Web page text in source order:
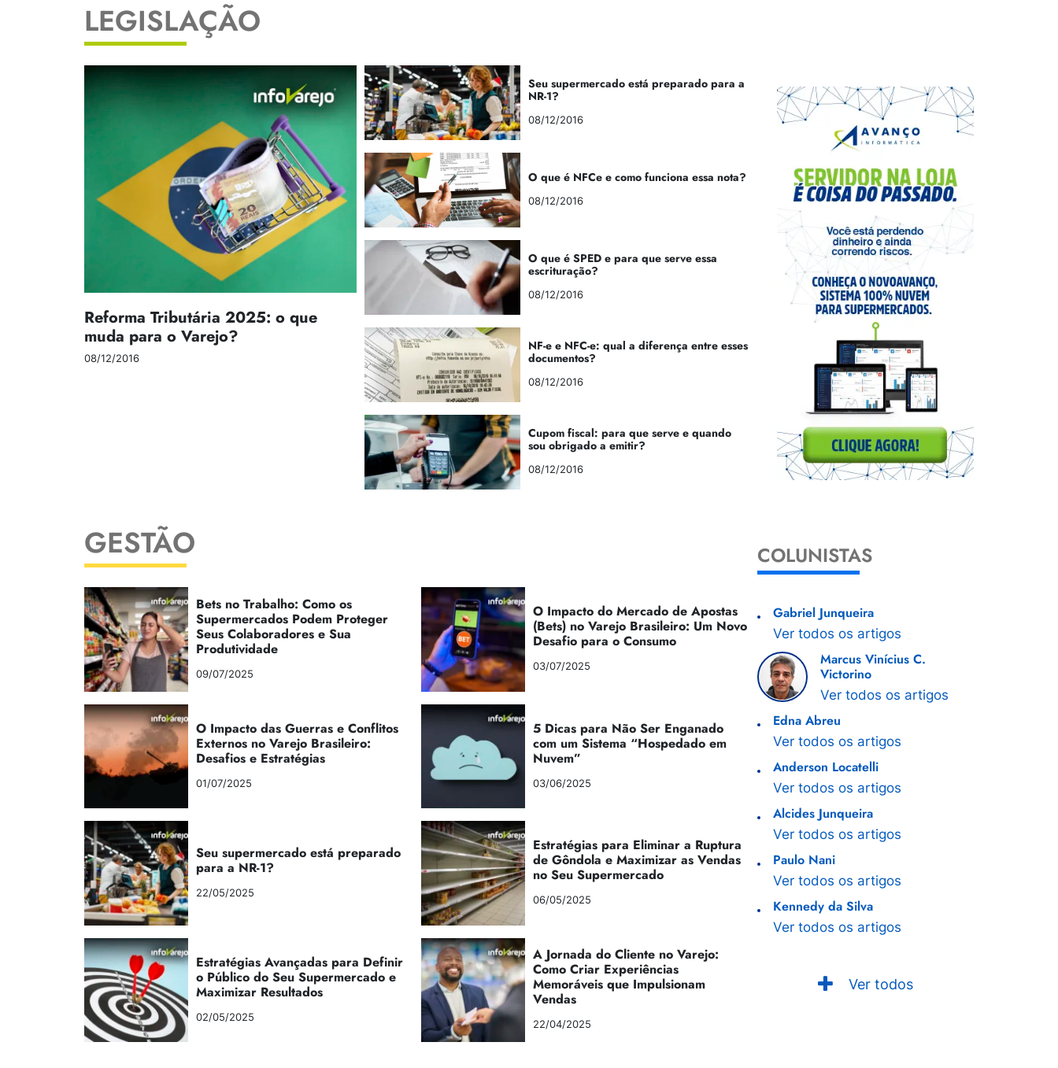
LEGISLAÇÃO
Reforma Tributária 2025: o que
muda para o Varejo?
08/12/2016
Seu supermercado está preparado para a
NR-1?
08/12/2016
O que é NFCe e como funciona essa nota?
08/12/2016
O que é SPED e para que serve essa
escrituração?
08/12/2016
NF-e e NFC-e: qual a diferença entre esses
documentos?
08/12/2016
Cupom fiscal: para que serve e quando
sou obrigado a emitir?
08/12/2016
GESTÃO
Bets no Trabalho: Como os
Supermercados Podem Proteger
Seus Colaboradores e Sua
Produtividade
09/07/2025
O Impacto do Mercado de Apostas
(Bets) no Varejo Brasileiro: Um Novo
Desafio para o Consumo
03/07/2025
O Impacto das Guerras e Conflitos
Externos no Varejo Brasileiro:
Desafios e Estratégias
01/07/2025
5 Dicas para Não Ser Enganado
com um Sistema “Hospedado em
Nuvem”
03/06/2025
Seu supermercado está preparado
para a NR-1?
22/05/2025
Estratégias para Eliminar a Ruptura
de Gôndola e Maximizar as Vendas
no Seu Supermercado
06/05/2025
Estratégias Avançadas para Definir
o Público do Seu Supermercado e
Maximizar Resultados
02/05/2025
A Jornada do Cliente no Varejo:
Como Criar Experiências
Memoráveis que Impulsionam
Vendas
22/04/2025
COLUNISTAS
Gabriel Junqueira
Ver todos os artigos
Marcus Vinícius C.
Victorino
Ver todos os artigos
Edna Abreu
Ver todos os artigos
Anderson Locatelli
Ver todos os artigos
Alcides Junqueira
Ver todos os artigos
Paulo Nani
Ver todos os artigos
Kennedy da Silva
Ver todos os artigos
Ver todos